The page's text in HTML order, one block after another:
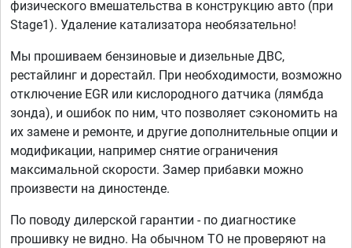
физического вмешательства в конструкцию авто (при
Stage1). Удаление катализатора необязательно!
Мы прошиваем бензиновые и дизельные ДВС,
рестайлинг и дорестайл. При необходимости, возможно
отключение EGR или кислородного датчика (лямбда
зонда), и ошибок по ним, что позволяет сэкономить на
их замене и ремонте, и другие дополнительные опции и
модификации, например снятие ограничения
максимальной скорости. Замер прибавки можно
произвести на диностенде.
По поводу дилерской гарантии - по диагностике
прошивку не видно. На обычном ТО не проверяют на